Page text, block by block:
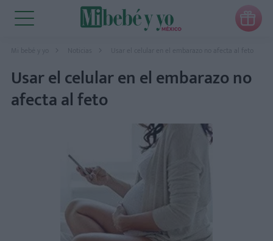

Mi bebé y yo Noticias Usar el celular en el embarazo no afecta al feto
Usar el celular en el embarazo no
afecta al feto